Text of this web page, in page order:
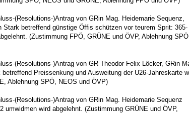
(Resolutions-)Antrag von GRin Mag. Heidemarie Sequenz,
Stark betreffend günstige Öffis schützen vor teurem Sprit: 365-
(Zustimmung FPÖ, GRÜNE und ÖVP, Ablehnung SPÖ
(Resolutions-)Antrag von GR Theodor Felix Löcker, GRin
Preissenkung und Ausweitung der U26-Jahreskarte
Ablehnung SPÖ, NEOS und ÖVP)
(Resolutions-)Antrag von GRin Mag. Heidemarie Sequenz
umwidmen wird abgelehnt. (Zustimmung GRÜNE und ÖVP,